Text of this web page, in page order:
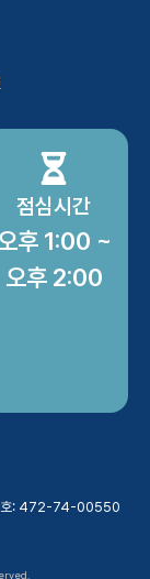
점심시간
후 1:00 ~
오후 2:00
호: 472-74-00550